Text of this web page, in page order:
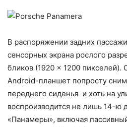
В распоряжении задних
сенсорных экрана рослого
бликов (1920 × 1200 пикселей).
Android-планшет попросту
переднего сиденья и хоть на
воспроизводится не лишь 14-ю
«Панамеры», включая